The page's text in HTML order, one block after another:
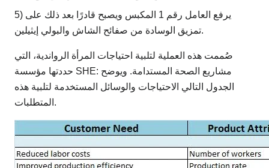
5) يرفع العامل رقم 1 المكبس ويصبح قادرًا بعد ذلك على
تمزيق الوسادة من صفائح الشاش والبولي إيثيلين.
صُممت هذه العملية لتلبية احتياجات المرأة الرواندية، التي
حددتها مؤسسة SHE: مشاريع الصحة المستدامة. ويوضح
الجدول التالي الاحتياجات والوسائل المستخدمة لتلبية هذه
المتطلبات.